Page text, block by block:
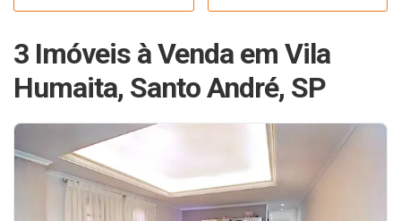
3 Imóveis à Venda em Vila
Humaita, Santo André, SP